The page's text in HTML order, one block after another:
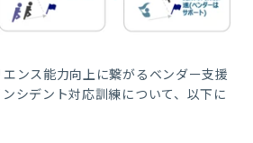
ンス能力向上に繋がるベンダー支援
シデント対応訓練について、以下に